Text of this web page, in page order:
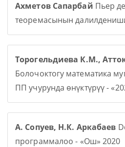
Ахметов Сапарбай Пьер
теоремасынын
Торогельдиева К.М.,
Болочоктогу математика
ПП учурунда өнүктүрүү -
А. Сопуев, Н.К. Аркабаев
программалоо - «Ош» 2020